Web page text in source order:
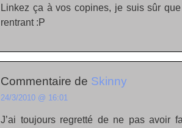
Linkez ça à vos copines, je suis sûr
rentrant :P
Commentaire de Skinny
24/3/2010 @ 16:01
J’ai toujours regretté de ne pas avoir